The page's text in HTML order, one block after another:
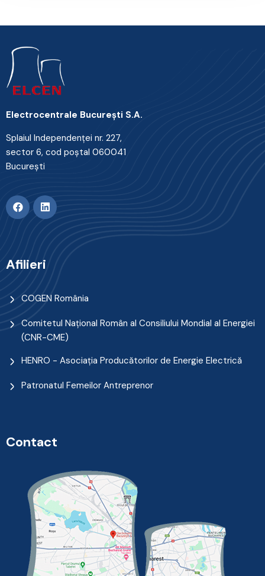
Electrocentrale Bucureşti S.A.
Splaiul Independenţei nr. 227,
sector 6, cod poştal 060041
Bucureşti
Afilieri
COGEN România
Comitetul Naţional Român al Consiliului Mondial al Energiei
(CNR-CME)
HENRO - Asociația Producătorilor de Energie Electrică
Patronatul Femeilor Antreprenor
Contact